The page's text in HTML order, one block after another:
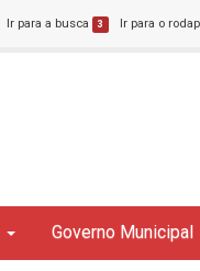
Ir para a busca 3 Ir para o
Governo Municipal